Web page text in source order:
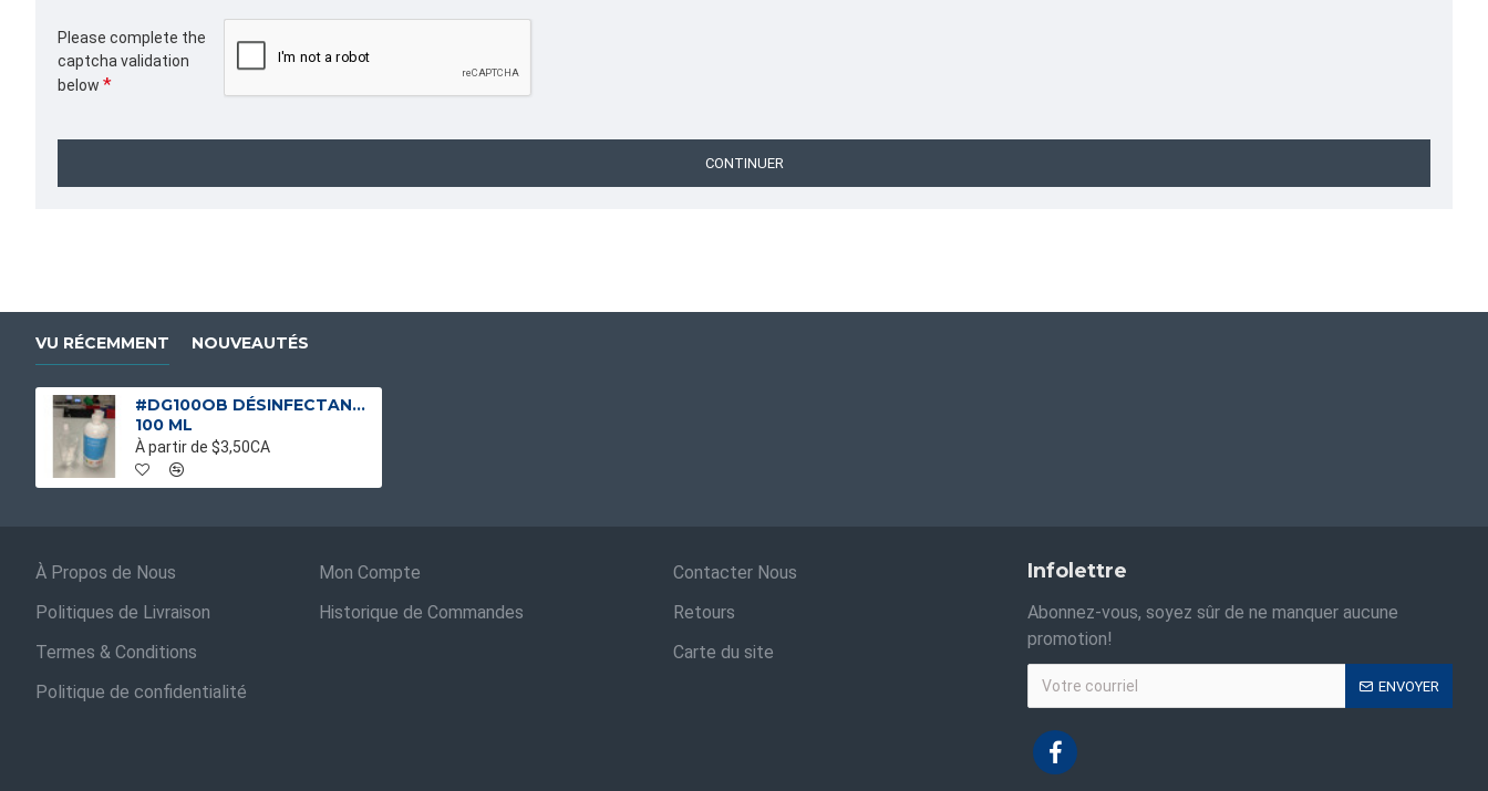
Please complete the
captcha validation
below
CONTINUER
VU RÉCEMMENT NOUVEAUTÉS
#DG100OB DÉSINFECTANT A MAIN 70% ALCOOL EN POCHETTE
100 ML
À partir de $3,50CA
À Propos de Nous
Politiques de Livraison
Termes & Conditions
Politique de confidentialité
Mon Compte
Historique de Commandes
Contacter Nous
Retours
Carte du site
Infolettre
Abonnez-vous, soyez sûr de ne manquer aucune
promotion!
ENVOYER